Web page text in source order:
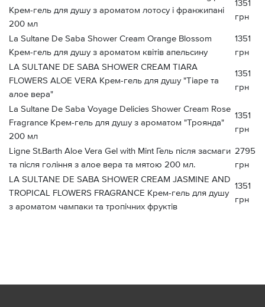
Крем-гель для душу з ароматом лотосу і франжипані
200 мл
1351
грн
La Sultane De Saba Shower Cream Orange Blossom
Крем-гель для душу з ароматом квітів апельсину
1351
грн
LA SULTANE DE SABA SHOWER CREAM TIARA
FLOWERS ALOE VERA Крем-гель для душу "Тіаре та
алое вера"
1351
грн
La Sultane De Saba Voyage Delicies Shower Cream Rose
Fragrance Крем-гель для душу з ароматом "Троянда"
200 мл
1351
грн
Ligne St.Barth Aloe Vera Gel with Mint Гель після засмаги
та після гоління з алое вера та мятою 200 мл.
2795
грн
LA SULTANE DE SABA SHOWER CREAM JASMINE AND
TROPICAL FLOWERS FRAGRANCE Крем-гель для душу
з ароматом чампаки та тропічних фруктів
1351
грн